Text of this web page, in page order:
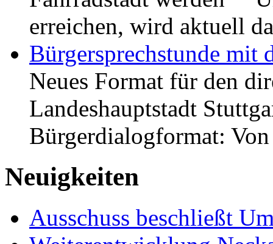
erreichen, wird aktuell
Bürgersprechstunde mit
Neues Format für den
Landeshauptstadt
Bürgerdialogformat:
Neuigkeiten
Ausschuss beschließt